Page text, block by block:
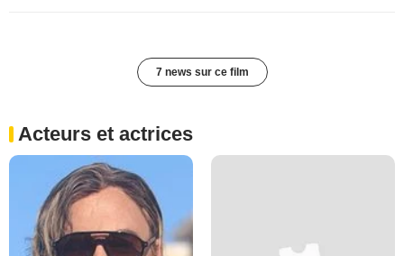
7 news sur ce film
Acteurs et actrices